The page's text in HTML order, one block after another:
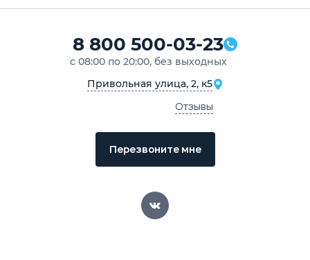
8 800 500-03-23
с 08:00 по 20:00, без выходных
Привольная улица, 2, к5
Отзывы
Перезвоните мне